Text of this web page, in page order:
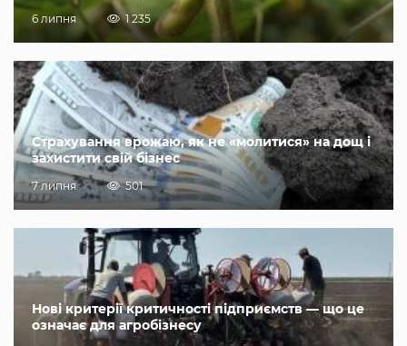
6 липня 1 235
Страхування врожаю, як не «молитися» на дощ і
захистити свій бізнес
7 липня 501
Нові критерії критичності підприємств — що це
означає для агробізнесу